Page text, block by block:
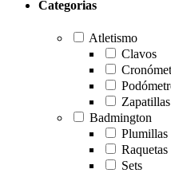
Categorias
Atletismo
Clavos
Zapatillas
Badmington
Plumillas
Raquetas
Sets